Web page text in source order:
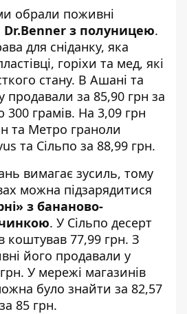
обрали поживні
з полуницею.
для сніданку, яка
горіхи та мед, які
стану. В Ашані та
за 85,90 грн за
300 грамів. На 3,09 грн
та Метро граноли
та Сільпо за 88,99 грн.
вимагає зусиль, тому
можна підзарядитися
з бананово-
. У Сільпо десерт
коштував 77,99 грн. З
його продавали у
У мережі магазинів
було знайти за 82,57
85 грн.